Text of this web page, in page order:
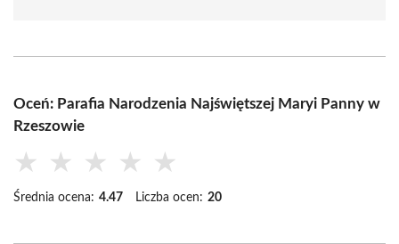
Oceń: Parafia Narodzenia Najświętszej Maryi Panny w
Rzeszowie
★ ★ ★ ★ ★
Średnia ocena: 4.47 Liczba ocen: 20